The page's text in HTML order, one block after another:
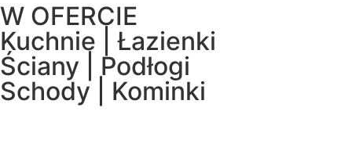
W OFERCIE
Kuchnie | Łazienki
Ściany | Podłogi
Schody | Kominki